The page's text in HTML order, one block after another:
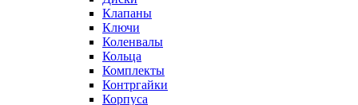
Клапаны
Ключи
Коленвалы
Кольца
Комплекты
Контргайки
Корпуса